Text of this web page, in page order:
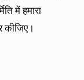
में हमारा
कीजिए।